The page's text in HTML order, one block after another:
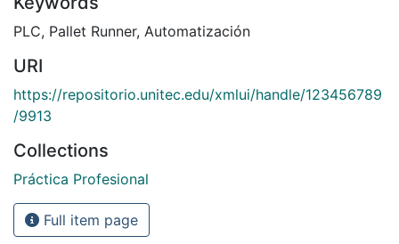
PLC, Pallet Runner, Automatización
URI
https://repositorio.unitec.edu/xmlui/handle/123456789
/9913
Collections
Práctica Profesional
Full item page